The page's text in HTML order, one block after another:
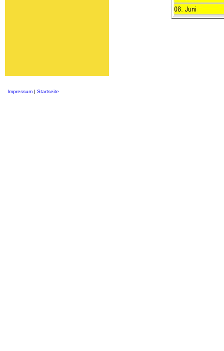
Impressum | Startseite